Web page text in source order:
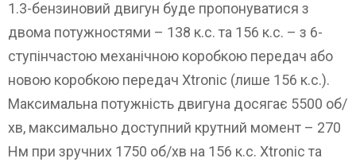
1.3-бензиновий двигун буде пропонуватися з
двома потужностями – 138 к.с. та 156 к.с. – з 6-
ступінчастою механічною коробкою передач або
новою коробкою передач Xtronic (лише 156 к.с.).
Максимальна потужність двигуна досягає 5500 об/
хв, максимально доступний крутний момент – 270
Нм при зручних 1750 об/хв на 156 к.с. Xtronic та